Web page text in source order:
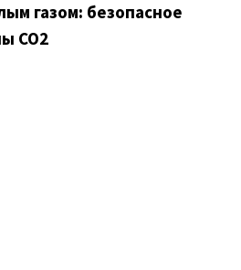
газом: безопасное
CO2